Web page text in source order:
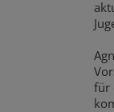
für